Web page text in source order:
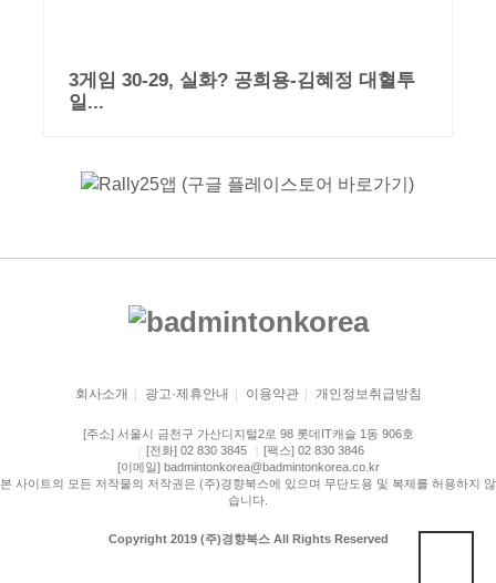
3게임 30-29, 실화? 공희용-김혜정 대혈투
일...
회사소개 | 광고·제휴안내 | 이용약관 | 개인정보취급방침
[주소] 서울시 금천구 가산디지털2로 98 롯데IT캐슬 1동 906호
[전화] 02 830 3845
[팩스] 02 830 3846
[이메일] badmintonkorea@badmintonkorea.co.kr
본 사이트의 모든 저작물의 저작권은 (주)경향북스에 있으며 무단도용 및 복제를 허용하지 않
습니다.
Copyright 2019 (주)경향북스 All Rights Reserved